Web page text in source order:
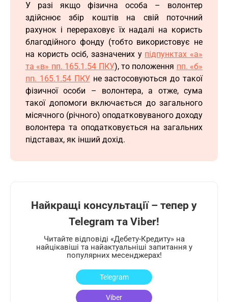
У разі якщо фізична особа – волонтер
здійснює збір коштів на свій поточний
рахунок і перераховує їх надалі на користь
благодійного фонду (тобто використовує не
на користь осіб, зазначених у підпунктах «а»
та «в» пп. 165.1.54 ПКУ), то положення пп. «б»
пп. 165.1.54 ПКУне застосовуються до такої
фізичної особи – волонтера, а отже, сума
такої допомоги включається до загального
місячного (річного) оподатковуваного доходу
волонтера та оподатковується на загальних
підставах, як інший дохід.
Найкращі консультації – тепер у
Telegram та Viber!
Читайте відповіді «Дебету-Кредиту» на
найцікавіші та найактуальніші запитання у
популярних месенджерах!
Telegram
Viber